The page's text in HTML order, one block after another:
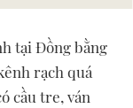
tại Đồng bằng
rạch quá
cầu tre, ván